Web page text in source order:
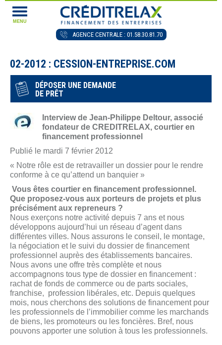
MENU
AGENCE CENTRALE : 01.58.30.81.70
02-2012 : CESSION-ENTREPRISE.COM
DÉPOSER UNE DEMANDE
DE PRÊT
Interview de Jean-Philippe Deltour, associé
fondateur de CREDITRELAX, courtier en
financement professionnel
Publié le mardi 7 février 2012
« Notre rôle est de retravailler un dossier pour le rendre
conforme à ce qu’attend un banquier »
Vous êtes courtier en financement professionnel.
Que proposez-vous aux porteurs de projets et plus
précisément aux repreneurs ?
Nous exerçons notre activité depuis 7 ans et nous
développons aujourd’hui un réseau d’agent dans
différentes villes. Nous assurons le conseil, le montage,
la négociation et le suivi du dossier de financement
professionnel auprès des établissements bancaires.
Nous avons une offre très complète et nous
accompagnons tous type de dossier en financement :
rachat de fonds de commerce ou de parts sociales,
franchise, profession libérales, etc. Depuis quelques
mois, nous cherchons des solutions de financement pour
les professionnels de l’immobilier comme les marchands
de biens, les promoteurs ou les foncières. Bref, nous
pouvons apporter une solution à tous les professionnels.